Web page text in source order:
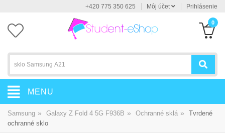
+420 775 350 625 Môj účet Prihlásenie
0
MENU
Samsung » Galaxy Z Fold 4 5G F936B » Ochranné sklá »
Tvrdené
ochranné sklo